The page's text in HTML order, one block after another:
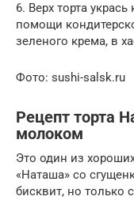
6. Верх торта
помощи
зеленого крема, в
Фото: sushi-salsk.ru
Рецепт торта
молоком
Это один из
«Наташа» со
бисквит, но только